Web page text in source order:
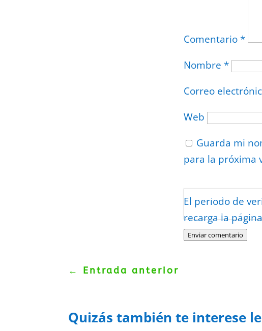
Comentario *
Nombre *
Correo
Web
Guarda mi
para la próxima
El periodo de
recarga la
Enviar comentario
Protegidos por
Términos
← Entrada anterior
Quizás también te interese